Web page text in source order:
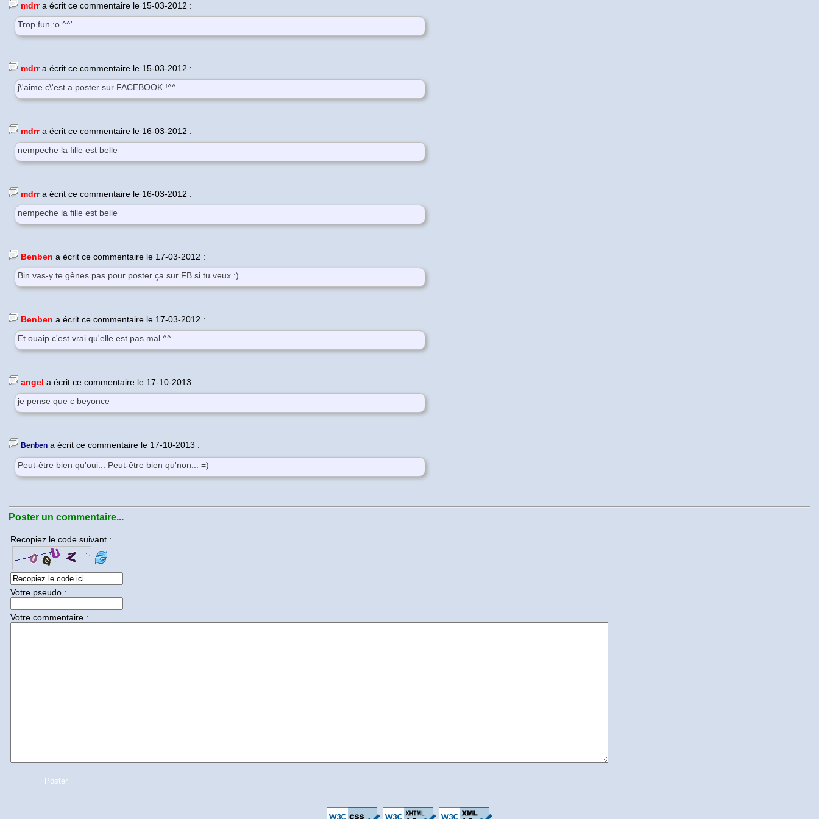
mdrr a écrit ce commentaire le 15-03-2012 :
Trop fun :o ^^'
mdrr a écrit ce commentaire le 15-03-2012 :
j\'aime c\'est a poster sur FACEBOOK !^^
mdrr a écrit ce commentaire le 16-03-2012 :
nempeche la fille est belle
mdrr a écrit ce commentaire le 16-03-2012 :
nempeche la fille est belle
Benben a écrit ce commentaire le 17-03-2012 :
Bin vas-y te gènes pas pour poster ça sur FB si tu veux :)
Benben a écrit ce commentaire le 17-03-2012 :
Et ouaip c'est vrai qu'elle est pas mal ^^
angel a écrit ce commentaire le 17-10-2013 :
je pense que c beyonce
Benben a écrit ce commentaire le 17-10-2013 :
Peut-être bien qu'oui... Peut-être bien qu'non... =)
Poster un commentaire...
Recopiez le code suivant :
Votre pseudo :
Votre commentaire :